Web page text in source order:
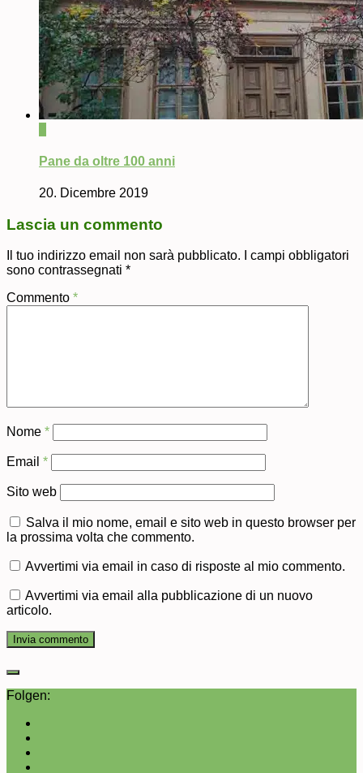
Pane da oltre 100 anni
20. Dicembre 2019
Lascia un commento
Il tuo indirizzo email non sarà pubblicato.
I campi obbligatori
sono contrassegnati *
Commento *
Nome *
Email *
Sito web
Salva il mio nome, email e sito web in questo browser per
la prossima volta che commento.
Avvertimi via email in caso di risposte al mio commento.
Avvertimi via email alla pubblicazione di un nuovo
articolo.
Folgen: